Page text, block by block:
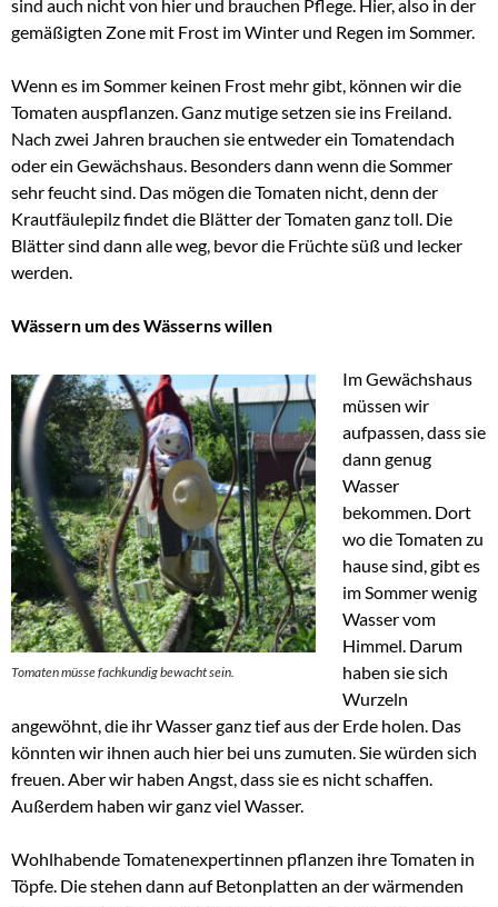
sind auch nicht von hier und brauchen Pflege. Hier, also in der
gemäßigten Zone mit Frost im Winter und Regen im Sommer.
Wenn es im Sommer keinen Frost mehr gibt, können wir die
Tomaten auspflanzen. Ganz mutige setzen sie ins Freiland.
Nach zwei Jahren brauchen sie entweder ein Tomatendach
oder ein Gewächshaus. Besonders dann wenn die Sommer
sehr feucht sind. Das mögen die Tomaten nicht, denn der
Krautfäulepilz findet die Blätter der Tomaten ganz toll. Die
Blätter sind dann alle weg, bevor die Früchte süß und lecker
werden.
Wässern um des Wässerns willen
Tomaten müsse fachkundig bewacht sein.
Im Gewächshaus
müssen wir
aufpassen, dass sie
dann genug
Wasser
bekommen. Dort
wo die Tomaten zu
hause sind, gibt es
im Sommer wenig
Wasser vom
Himmel. Darum
haben sie sich
Wurzeln
angewöhnt, die ihr Wasser ganz tief aus der Erde holen. Das
könnten wir ihnen auch hier bei uns zumuten. Sie würden sich
freuen. Aber wir haben Angst, dass sie es nicht schaffen.
Außerdem haben wir ganz viel Wasser.
Wohlhabende Tomatenexpertinnen pflanzen ihre Tomaten in
Töpfe. Die stehen dann auf Betonplatten an der wärmenden